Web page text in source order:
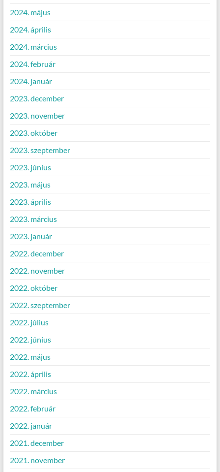
2024. május
2024. április
2024. március
2024. február
2024. január
2023. december
2023. november
2023. október
2023. szeptember
2023. június
2023. május
2023. április
2023. március
2023. január
2022. december
2022. november
2022. október
2022. szeptember
2022. július
2022. június
2022. május
2022. április
2022. március
2022. február
2022. január
2021. december
2021. november